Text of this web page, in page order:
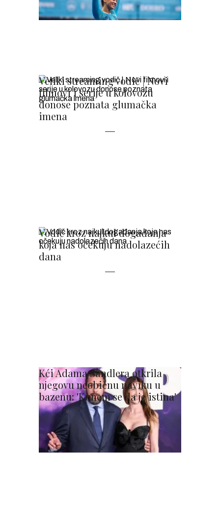
Veliki streaming vodič | Novi
filmovi i serije u kolovozu
donose poznata glumačka
imena
Vodič kroz najkul događanja
koja nas očekuju nadolazećih
dana
Kći Adama Sandlera otkrila
njegovu neobičnu naviku u
bazenu: 'Kunem se da je istina'